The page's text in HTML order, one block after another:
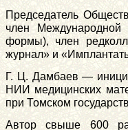
Председатель
член
формы), член
журнал» и
Г. Ц. Дамбаев —
НИИ медицинских
при Томском
Автор свыше 600